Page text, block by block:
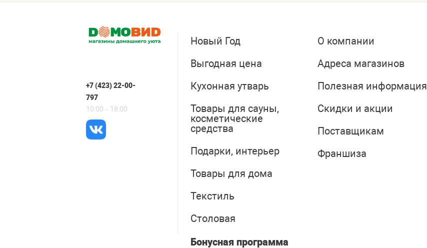
+7 (423) 22-00-
797
10:00 – 18:00
Новый Год
Выгодная цена
Кухонная утварь
Товары для сауны,
косметические
средства
Подарки, интерьер
Товары для дома
Текстиль
Столовая
Бонусная программа
О компании
Адреса магазинов
Полезная информация
Скидки и акции
Поставщикам
Франшиза